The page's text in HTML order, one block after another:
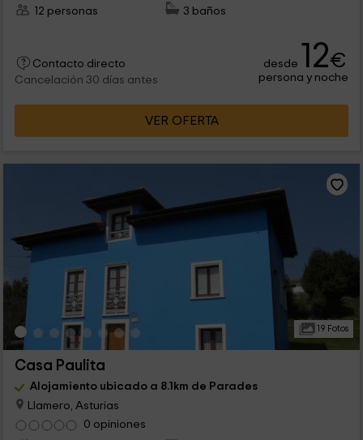
12 personas
3 baños
Contacto directo
Cancelación 30 días antes
desde 12€
persona y noche
VER OFERTA
19 Fotos
Casa Paulita
Alojamiento ubicado a 8.1km de Parades
Llamero, Asturias
0 opiniones